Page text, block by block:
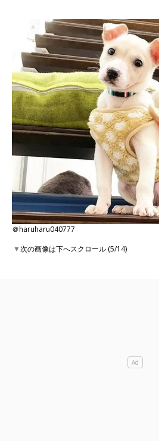
＠haruharu040777
▼次の画像は下へスクロール (5/14)